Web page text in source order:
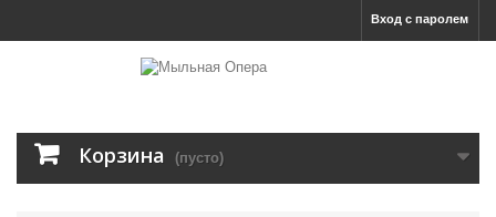
Вход с паролем
Корзина (пусто)